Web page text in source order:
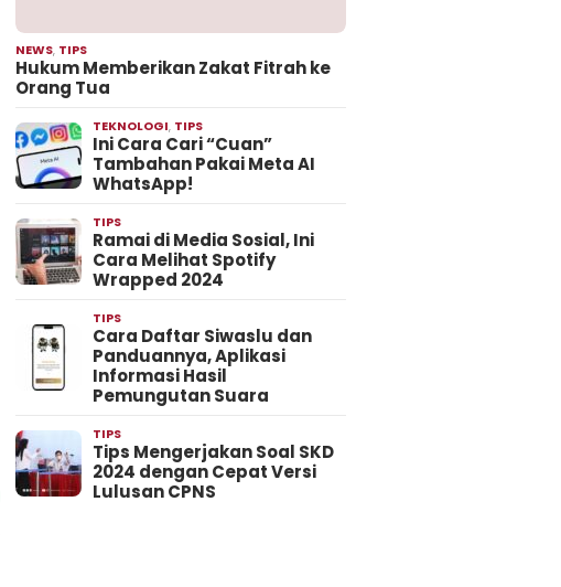
NEWS, TIPS
Hukum Memberikan Zakat Fitrah ke
Orang Tua
TEKNOLOGI, TIPS
Ini Cara Cari “Cuan”
Tambahan Pakai Meta AI
WhatsApp!
TIPS
Ramai di Media Sosial, Ini
Cara Melihat Spotify
Wrapped 2024
TIPS
Cara Daftar Siwaslu dan
Panduannya, Aplikasi
Informasi Hasil
Pemungutan Suara
TIPS
Tips Mengerjakan Soal SKD
2024 dengan Cepat Versi
Lulusan CPNS